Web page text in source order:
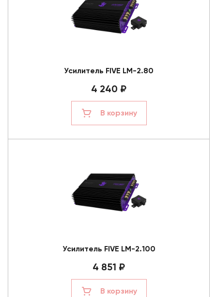
Усилитель FIVE LM-2.80
4 240 ₽
В корзину
Усилитель FIVE LM-2.100
4 851 ₽
В корзину